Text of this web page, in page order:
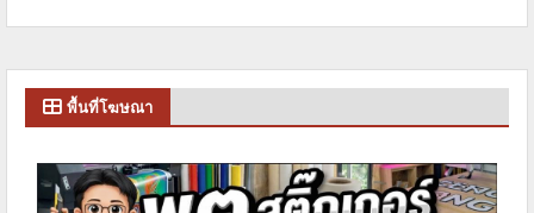
พื้นที่โฆษณา